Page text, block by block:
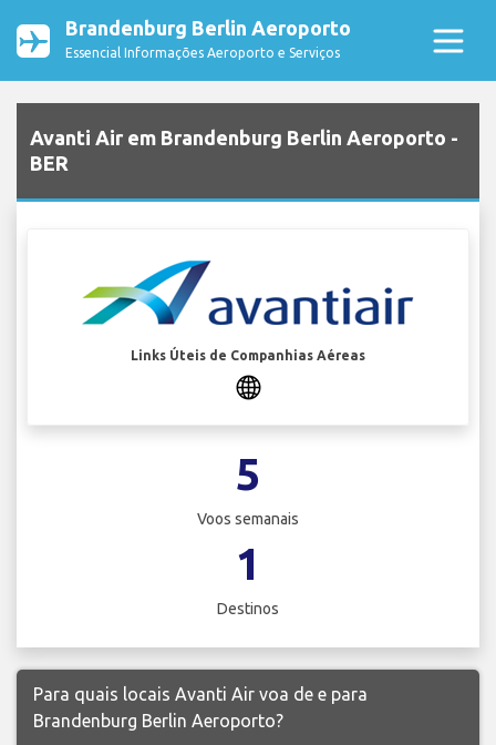
Brandenburg Berlin Aeroporto
Essencial Informações Aeroporto e Serviços
Avanti Air em Brandenburg Berlin Aeroporto -
BER
Links Úteis de Companhias Aéreas
5
Voos semanais
1
Destinos
Para quais locais Avanti Air voa de e para
Brandenburg Berlin Aeroporto?